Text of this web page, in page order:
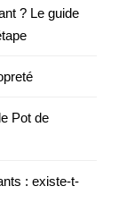
? Le guide
Pot de
: existe-t-